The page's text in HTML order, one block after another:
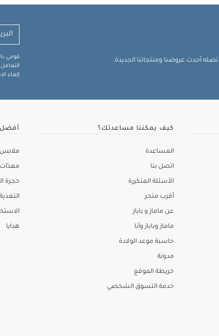
أحدث عروضنا ومنتجاتنا الجديدة.
قومي
إلغاء
كيف يمكننا مساعدتك؟
المساعدة
اتصل بنا
الأسئلة المتكررة
أقرب متجر
عن ماماز و باباز
ماماز وباباز وأنا
حاسبة موعد الولادة
مدونة
خريطة الموقع
خدمة التسوق الشخصي
أفضل
ملابس
معدّات
حجرة
هدايا